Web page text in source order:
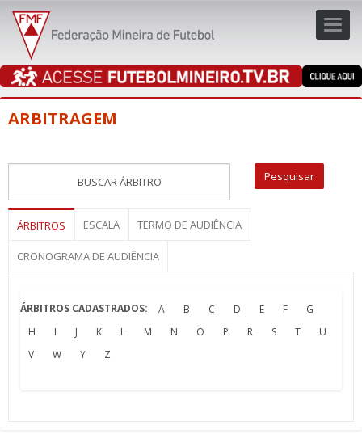
ARBITRAGEM
ÁRBITROS ESCALA TERMO DE AUDIÊNCIA
CRONOGRAMA DE AUDIÊNCIA
ÁRBITROS CADASTRADOS: A B C D E F
G
H
I J K L M N O P R S T
U
V
W Y Z